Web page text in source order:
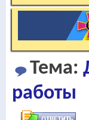
Тема:
работы